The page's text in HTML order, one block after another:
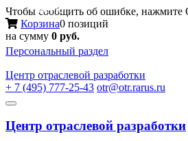
Чтобы сообщить об ошибке, нажмите
Корзина0 позиций
на сумму 0 руб.
Персональный раздел
Центр отраслевой разработки
+ 7 (495) 777-25-43 otr@otr.rarus.ru
Toggle
Меню
Центр отраслевой разработки